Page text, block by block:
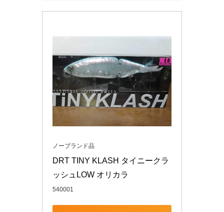
ノーブランド品
DRT TINY KLASH タイニークラ
ッシュLOW オリカラ
540001